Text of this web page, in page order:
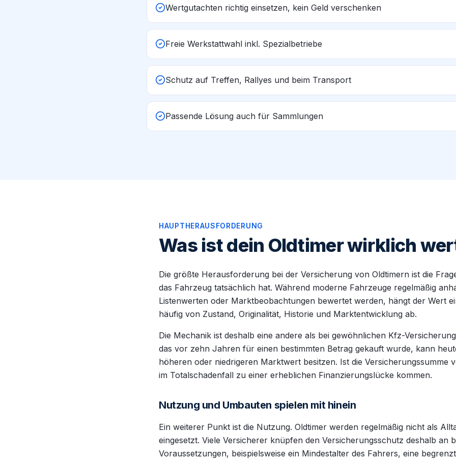
Wertgutachten richtig einsetzen, kein Geld verschenken
Freie Werkstattwahl inkl. Spezialbetriebe
Schutz auf Treffen, Rallyes und beim Transport
Passende Lösung auch für Sammlungen
HAUPTHERAUSFORDERUNG
Was ist dein Oldtimer wirklich
Die größte Herausforderung bei der Versicherung von Oldtimern ist die
das Fahrzeug tatsächlich hat. Während moderne Fahrzeuge regelmäßig
Listenwerten oder Marktbeobachtungen bewertet werden, hängt der Wert
häufig von Zustand, Originalität, Historie und Marktentwicklung ab.
Die Mechanik ist deshalb eine andere als bei gewöhnlichen Kfz-
das vor zehn Jahren für einen bestimmten Betrag gekauft wurde, kann
höheren oder niedrigeren Marktwert besitzen. Ist die Versicherungssumme
im Totalschadenfall zu einer erheblichen Finanzierungslücke kommen.
Nutzung und Umbauten spielen mit hinein
Ein weiterer Punkt ist die Nutzung. Oldtimer werden regelmäßig nicht als
eingesetzt. Viele Versicherer knüpfen den Versicherungsschutz deshalb an
Voraussetzungen, beispielsweise ein Mindestalter des Fahrers, eine